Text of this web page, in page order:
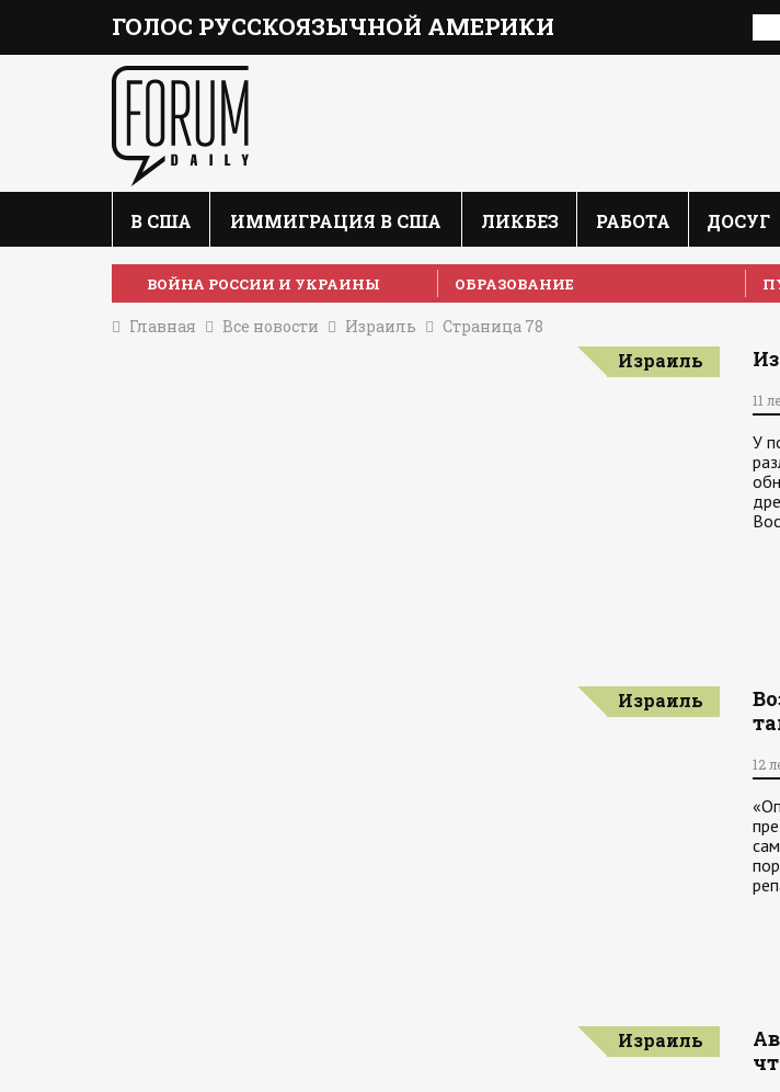
ГОЛОС РУССКОЯЗЫЧНОЙ АМЕРИКИ
В США ИММИГРАЦИЯ В США ЛИКБЕЗ РАБОТА ДОСУГ
ВОЙНА РОССИИ И УКРАИНЫ ОБРАЗОВАНИЕ
Главная Все новости Израиль Страница 78
Израиль
11
У
Израиль
12
Израиль